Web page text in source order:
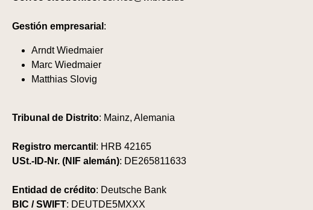
Gestión empresarial :
Arndt Wiedmaier
Marc Wiedmaier
Matthias Slovig
Tribunal de Distrito: Mainz, Alemania
Registro mercantil : HRB 42165
USt.-ID-Nr. (NIF alemán): DE265811633
Entidad de crédito: Deutsche Bank
BIC / SWIFT: DEUTDE5MXXX